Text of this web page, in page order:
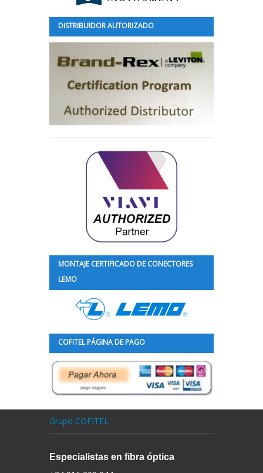
DISTRIBUIDOR AUTORIZADO
MONTAJE CERTIFICADO DE CONECTORES
LEMO
COFITEL PÁGINA DE PAGO
Grupo COFITEL
Especialistas en fibra óptica